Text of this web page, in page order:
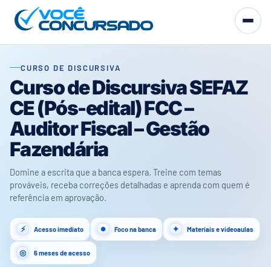
CURSO DE DISCURSIVA
Curso de Discursiva SEFAZ
CE (Pós-edital) FCC –
Auditor Fiscal – Gestão
Fazendária
Domine a escrita que a banca espera. Treine com temas
prováveis, receba correções detalhadas e aprenda com quem é
referência em aprovação.
Acesso imediato Foco na banca Materiais e videoaulas
6 meses de acesso